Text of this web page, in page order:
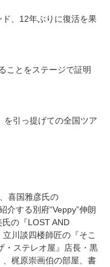
、12年ぶりに復活を果
ことをステージで証明
を引っ提げての全国ツア
喜国雅彦氏の
介する別府“Veppy”伸朗
の『LOST AND
川談四楼師匠の『そこ
・ステレオ屋』店長・黒
梶原崇画伯の部屋、書